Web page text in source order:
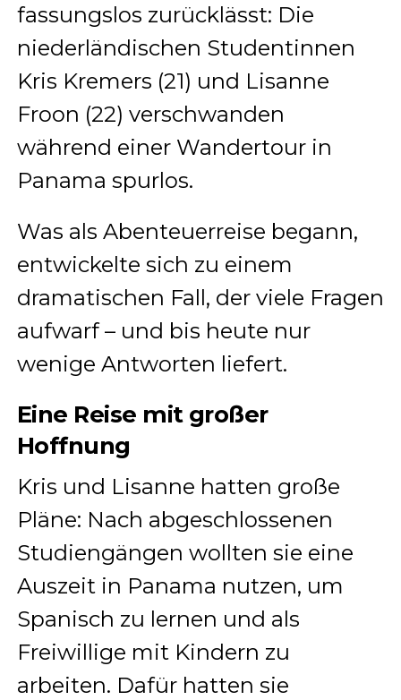
fassungslos zurücklässt: Die
niederländischen Studentinnen
Kris Kremers (21) und Lisanne
Froon (22) verschwanden
während einer Wandertour in
Panama spurlos.
Was als Abenteuerreise begann,
entwickelte sich zu einem
dramatischen Fall, der viele Fragen
aufwarf – und bis heute nur
wenige Antworten liefert.
Eine Reise mit großer
Hoffnung
Kris und Lisanne hatten große
Pläne: Nach abgeschlossenen
Studiengängen wollten sie eine
Auszeit in Panama nutzen, um
Spanisch zu lernen und als
Freiwillige mit Kindern zu
arbeiten. Dafür hatten sie